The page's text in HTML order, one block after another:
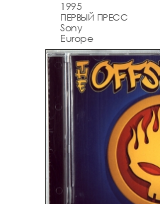
1995
ПЕРВЫЙ ПРЕСС
Sony
Europe